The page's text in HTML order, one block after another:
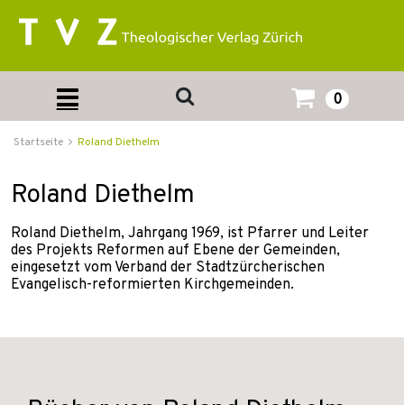
0
Startseite Roland Diethelm
Roland Diethelm
Roland Diethelm, Jahrgang 1969, ist Pfarrer und Leiter
des Projekts Reformen auf Ebene der Gemeinden,
eingesetzt vom Verband der Stadtzürcherischen
Evangelisch-reformierten Kirchgemeinden.